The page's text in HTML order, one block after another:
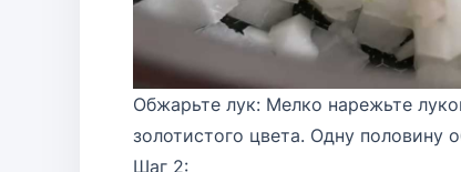
Обжарьте лук: Мелко нарежьте
золотистого цвета. Одну половину
Шаг 2: